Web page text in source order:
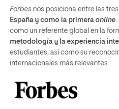
Forbes nos posiciona entre las tres
España y como la primera online.
como un referente global en la
metodología y la experiencia
estudiantes, así como su
internacionales más relevantes.